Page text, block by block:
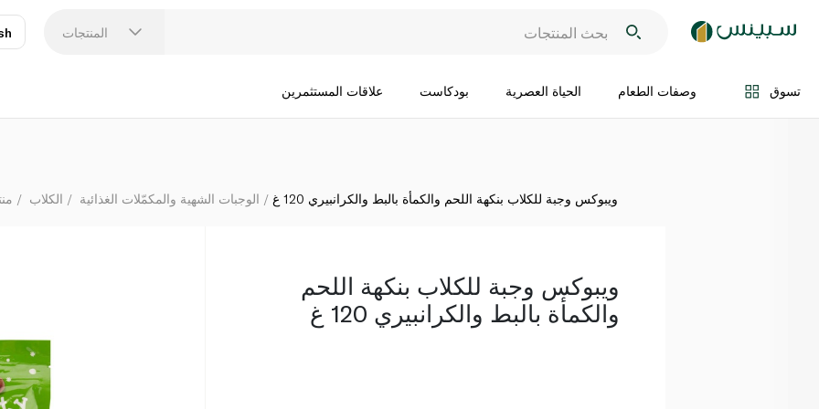
المنتجات
تسوق وصفات الطعام الحياة العصرية بودكاست علاقات المستثمرين
اضف الى السلة
الكلاب الوجبات الشهية والمكمّلات الغذائية ويبوكس وجبة للكلاب بنكهة اللحم والكمأة بالبط والكرانبيري 120 غ
ويبوكس وجبة للكلاب بنكهة اللحم
والكمأة بالبط والكرانبيري 120 غ